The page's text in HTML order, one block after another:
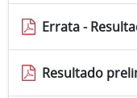
Errata -
Resultado